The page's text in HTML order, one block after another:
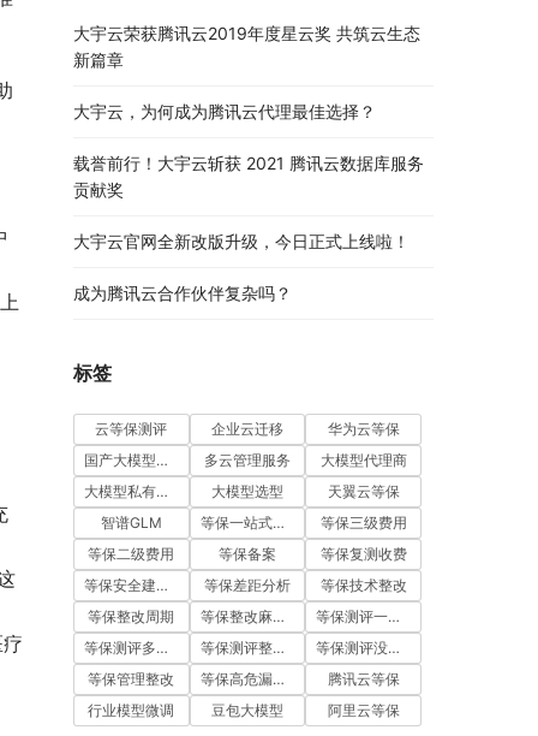
大宇云荣获腾讯云2019年度星云奖 共筑云生态
新篇章
大宇云，为何成为腾讯云代理最佳选择？
载誉前行！大宇云斩获 2021 腾讯云数据库服务
贡献奖
大宇云官网全新改版升级，今日正式上线啦！
成为腾讯云合作伙伴复杂吗？
标签
云等保测评 企业云迁移
华为云等保
国产大模型五强
多云管理服务
大模型代理商
大模型私有化部署
大模型选型
天翼云等保
智谱GLM
等保一站式服务
等保三级费用
等保二级费用
等保备案
等保复测收费
等保安全建设费用
等保差距分析
等保技术整改
等保整改周期
等保整改麻烦吗
等保测评一次通过
等保测评多少钱
等保测评整改费用
等保测评没通过怎么办
等保管理整改
等保高危漏洞整改
腾讯云等保
行业模型微调
豆包大模型 阿里云等保